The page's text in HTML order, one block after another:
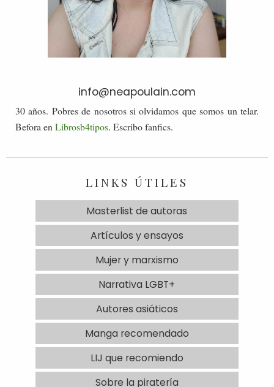
info@neapoulain.com
30 años. Pobres de nosotros si olvidamos que somos un telar.
Befora enLibrosb4tipos. Escribo fanfics.
LINKS ÚTILES
Masterlist de autoras
Artículos y ensayos
Mujer y marxismo
Narrativa LGBT+
Autores asiáticos
Manga recomendado
LIJ que recomiendo
Sobre la piratería